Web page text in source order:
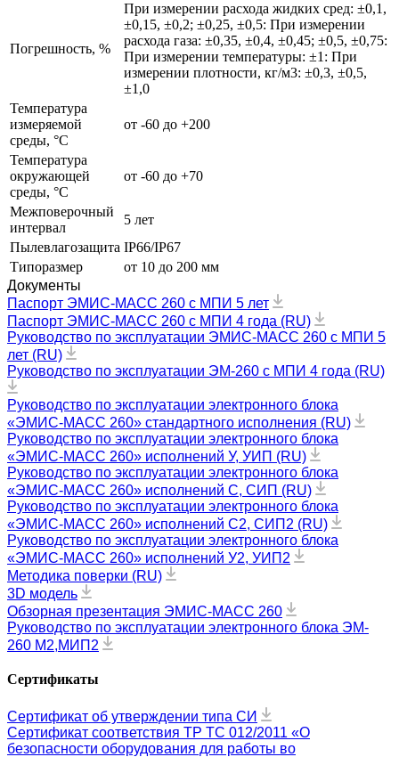
Погрешность, %
При измерении расхода жидких сред: ±0,1,
±0,15, ±0,2; ±0,25, ±0,5: При измерении
расхода газа: ±0,35, ±0,4, ±0,45; ±0,5, ±0,75:
При измерении температуры: ±1: При
измерении плотности, кг/м3: ±0,3, ±0,5,
±1,0
Температура
измеряемой
среды, °С
от -60 до +200
Температура
окружающей
среды, °С
от -60 до +70
Межповерочный
интервал
5 лет
Пылевлагозащита IP66/IP67
Типоразмер
от 10 до 200 мм
Документы
Паспорт ЭМИС-МАСС 260 c МПИ 5 лет
Паспорт ЭМИС-МАСС 260 c МПИ 4 года (RU)
Руководство по эксплуатации ЭМИС-МАСС 260 с МПИ 5
лет (RU)
Руководство по эксплуатации ЭМ-260 с МПИ 4 года (RU)
Руководство по эксплуатации электронного блока
«ЭМИС-МАСС 260» стандартного исполнения (RU)
Руководство по эксплуатации электронного блока
«ЭМИС-МАСС 260» исполнений У, УИП (RU)
Руководство по эксплуатации электронного блока
«ЭМИС-МАСС 260» исполнений С, СИП (RU)
Руководство по эксплуатации электронного блока
«ЭМИС-МАСС 260» исполнений С2, СИП2 (RU)
Руководство по эксплуатации электронного блока
«ЭМИС-МАСС 260» исполнений У2, УИП2
Методика поверки (RU)
3D модель
Обзорная презентация ЭМИС-МАСС 260
Руководство по эксплуатации электронного блока ЭM-
260 М2,МИП2
Сертификаты
Сертификат об утверждении типа СИ
Сертификат соответствия ТР ТС 012/2011 «О
безопасности оборудования для работы во